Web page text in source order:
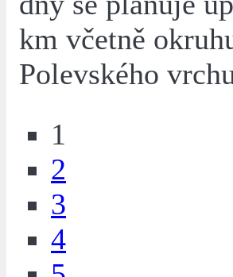
km včetně
Polevského
1
2
3
4